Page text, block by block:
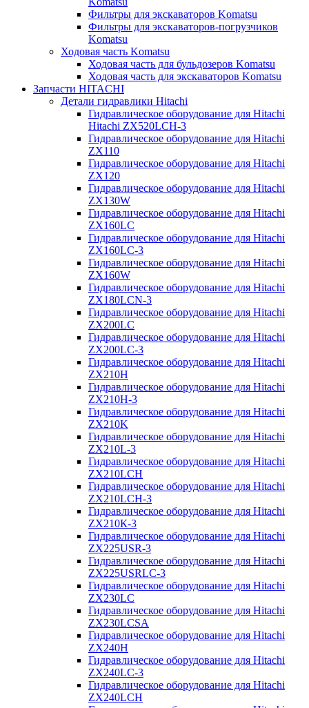
Фильтры для экскаваторов Komatsu
Фильтры для экскаваторов-погрузчиков
Komatsu
Ходовая часть Komatsu
Ходовая часть для бульдозеров Komatsu
Ходовая часть для экскаваторов Komatsu
Запчасти HITACHI
Детали гидравлики Hitachi
Гидравлическое оборудование для Hitachi
Hitachi ZX520LCH-3
Гидравлическое оборудование для Hitachi
ZX110
Гидравлическое оборудование для Hitachi
ZX120
Гидравлическое оборудование для Hitachi
ZX130W
Гидравлическое оборудование для Hitachi
ZX160LC
Гидравлическое оборудование для Hitachi
ZX160LC-3
Гидравлическое оборудование для Hitachi
ZX160W
Гидравлическое оборудование для Hitachi
ZX180LCN-3
Гидравлическое оборудование для Hitachi
ZX200LC
Гидравлическое оборудование для Hitachi
ZX200LC-3
Гидравлическое оборудование для Hitachi
ZX210H
Гидравлическое оборудование для Hitachi
ZX210H-3
Гидравлическое оборудование для Hitachi
ZX210K
Гидравлическое оборудование для Hitachi
ZX210L-3
Гидравлическое оборудование для Hitachi
ZX210LCH
Гидравлическое оборудование для Hitachi
ZX210LCH-3
Гидравлическое оборудование для Hitachi
ZX210К-3
Гидравлическое оборудование для Hitachi
ZX225USR-3
Гидравлическое оборудование для Hitachi
ZX225USRLC-3
Гидравлическое оборудование для Hitachi
ZX230LC
Гидравлическое оборудование для Hitachi
ZX230LCSA
Гидравлическое оборудование для Hitachi
ZX240H
Гидравлическое оборудование для Hitachi
ZX240LC-3
Гидравлическое оборудование для Hitachi
ZX240LCH